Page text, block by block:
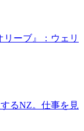
ーブ』：ウェリ
るNZ。仕事を見